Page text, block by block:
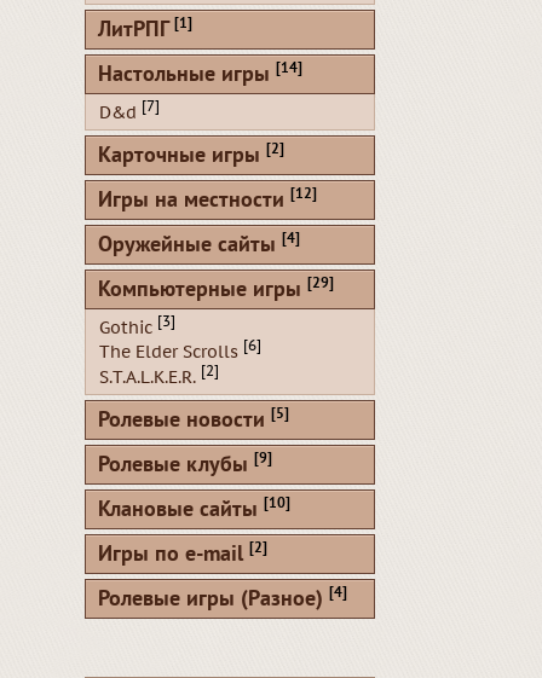
ЛитРПГ [1]
Настольные игры [14]
D&d [7]
Карточные игры [2]
Игры на местности [12]
Оружейные сайты [4]
Компьютерные игры [29]
Gothic [3]
The Elder Scrolls [6]
S.T.A.L.K.E.R. [2]
Ролевые новости [5]
Ролевые клубы [9]
Клановые сайты [10]
Игры по e-mail [2]
Ролевые игры (Разное) [4]